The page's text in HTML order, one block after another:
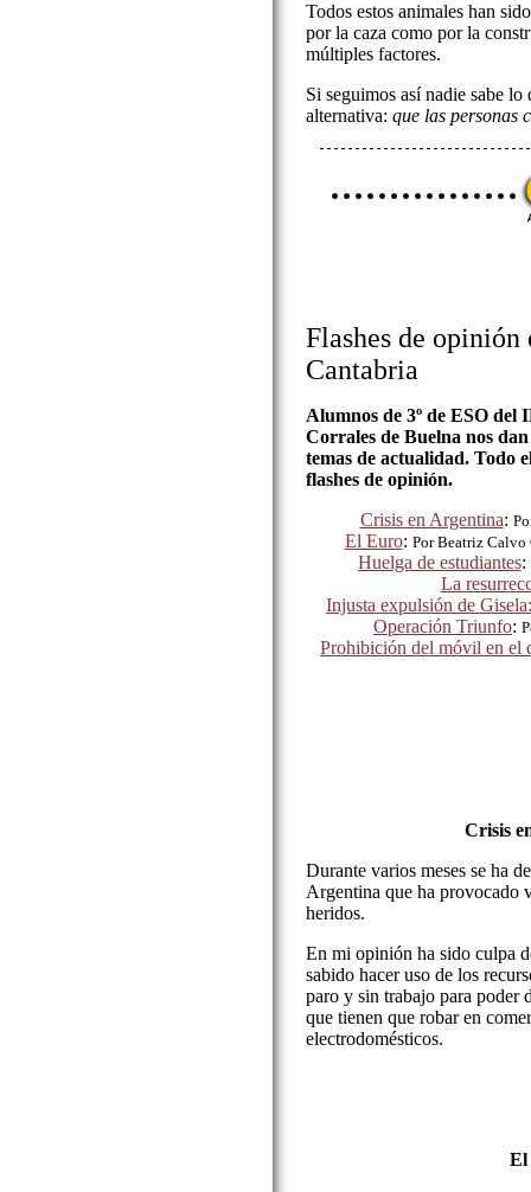
Todos estos animales han
por la caza como por la
múltiples factores.
Si seguimos así nadie sabe
alternativa: que las personas
Flashes de opinión
Cantabria
Alumnos de 3º de ESO del
Corrales de Buelna nos
temas de actualidad. Todo
flashes de opinión.
Crisis en Argentina:
El Euro: Por Beatriz Calvo
Huelga de estudiantes:
La
Injusta expulsión de
Operación Triunfo:
Prohibición del móvil en el
Crisis
Durante varios meses se ha
Argentina que ha provocado
heridos.
En mi opinión ha sido culpa
sabido hacer uso de los
paro y sin trabajo para poder
que tienen que robar en
electrodomésticos.
El